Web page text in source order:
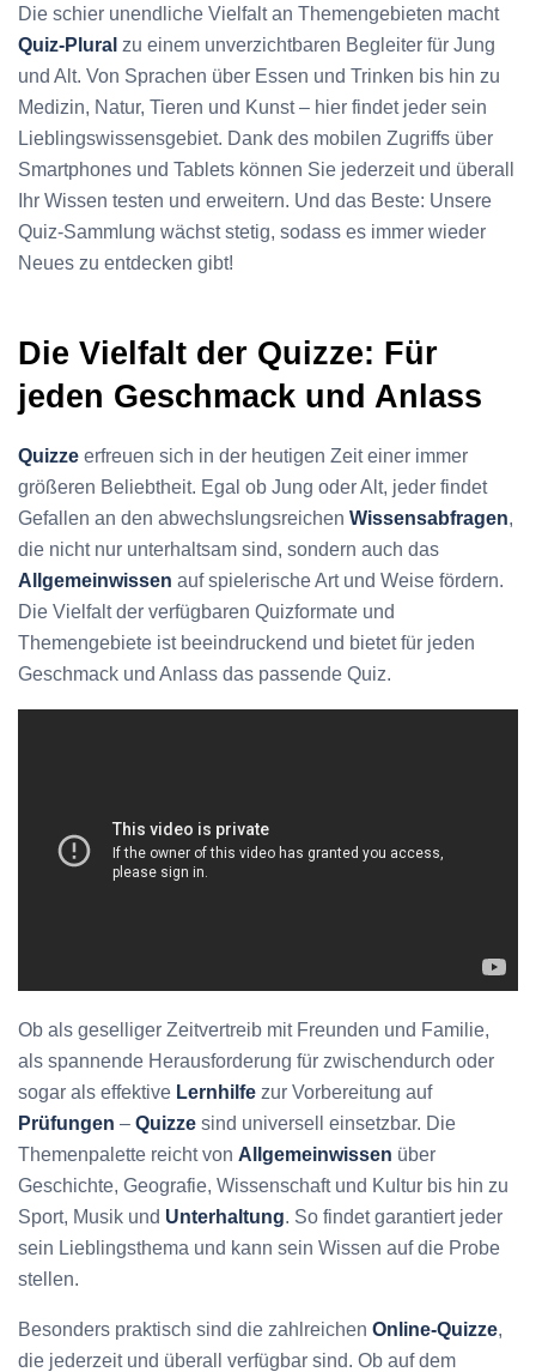
Die schier unendliche Vielfalt an Themengebieten macht
Quiz-Plural zu einem unverzichtbaren Begleiter für Jung
und Alt. Von Sprachen über Essen und Trinken bis hin zu
Medizin, Natur, Tieren und Kunst – hier findet jeder sein
Lieblingswissensgebiet. Dank des mobilen Zugriffs über
Smartphones und Tablets können Sie jederzeit und überall
Ihr Wissen testen und erweitern. Und das Beste: Unsere
Quiz-Sammlung wächst stetig, sodass es immer wieder
Neues zu entdecken gibt!
Die Vielfalt der Quizze: Für
jeden Geschmack und Anlass
Quizze erfreuen sich in der heutigen Zeit einer immer
größeren Beliebtheit. Egal ob Jung oder Alt, jeder findet
Gefallen an den abwechslungsreichen Wissensabfragen,
die nicht nur unterhaltsam sind, sondern auch das
Allgemeinwissen auf spielerische Art und Weise fördern.
Die Vielfalt der verfügbaren Quizformate und
Themengebiete ist beeindruckend und bietet für jeden
Geschmack und Anlass das passende Quiz.
Ob als geselliger Zeitvertreib mit Freunden und Familie,
als spannende Herausforderung für zwischendurch oder
sogar als effektive Lernhilfe zur Vorbereitung auf
Prüfungen – Quizze sind universell einsetzbar. Die
Themenpalette reicht von Allgemeinwissen über
Geschichte, Geografie, Wissenschaft und Kultur bis hin zu
Sport, Musik und Unterhaltung. So findet garantiert jeder
sein Lieblingsthema und kann sein Wissen auf die Probe
stellen.
Besonders praktisch sind die zahlreichen Online-Quizze,
die jederzeit und überall verfügbar sind. Ob auf dem